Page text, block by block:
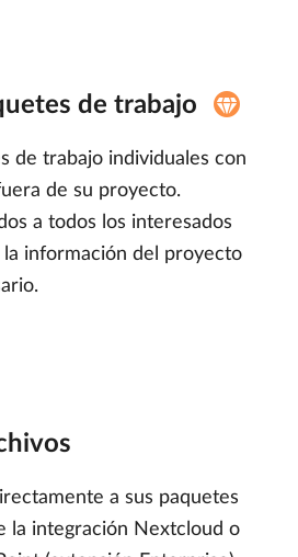
de trabajo
de trabajo individuales con
de su proyecto.
a todos los interesados
información del proyecto
a sus paquetes
la integración Nextcloud o